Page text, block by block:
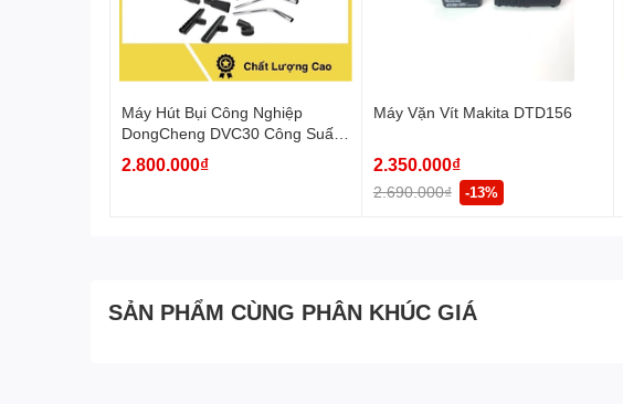
Máy Hút Bụi Công Nghiệp
DongCheng DVC30 Công Suất
1200W Bình Chứa 30L
2.800.000₫
Máy Vặn Vít Makita DTD156
2.350.000₫
2.690.000₫ -13%
SẢN PHẨM CÙNG PHÂN KHÚC GIÁ